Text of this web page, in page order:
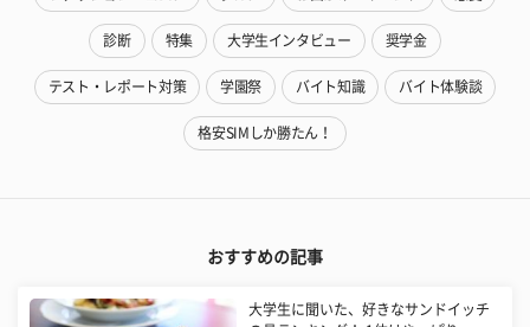
診断 特集 大学生インタビュー 奨学金
テスト・レポート対策 学園祭 バイト知識 バイト体験談
格安SIMしか勝たん！
おすすめの記事
大学生に聞いた、好きなサンドイッチ